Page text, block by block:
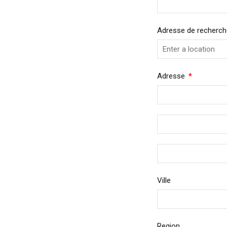
Adresse de
Adresse Required
Ville